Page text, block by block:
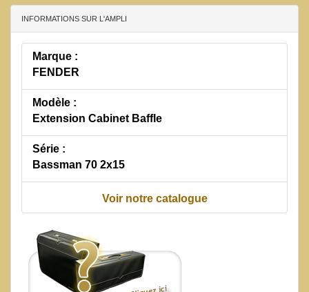
INFORMATIONS SUR L'AMPLI
Marque :
FENDER
Modèle :
Extension Cabinet Baffle
Série :
Bassman 70 2x15
Voir notre catalogue